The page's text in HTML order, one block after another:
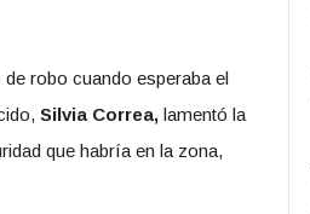
robo cuando esperaba el
Silvia Correa,lamentó la
que habría en la zona,